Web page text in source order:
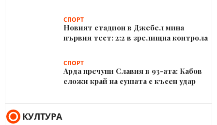
СПОРТ
Новият стадион в Джебел мина
първия тест: 2:2 в зрелищна контрола
СПОРТ
Арда пречупи Славия в 93-ата: Кабов
сложи край на сушата с късен удар
КУЛТУРА